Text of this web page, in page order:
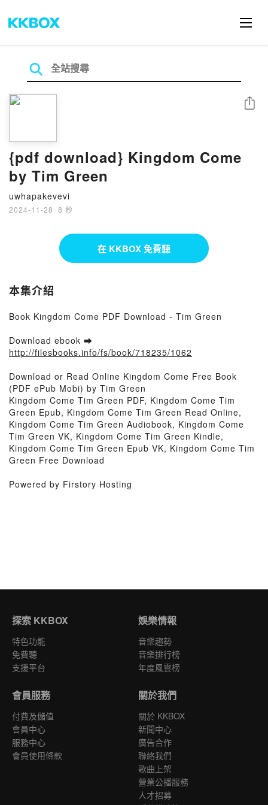
{pdf download} Kingdom Come
by Tim Green
uwhapakevevi
2024-11-28 · 8 秒
分享
在 KKBOX 免費聽
本集介紹
Book Kingdom Come PDF Download - Tim Green
Download ebook ➡
http://filesbooks.info/fs/book/718235/1062
Download or Read Online Kingdom Come Free Book
(PDF ePub Mobi) by Tim Green
Kingdom Come Tim Green PDF, Kingdom Come Tim
Green Epub, Kingdom Come Tim Green Read Online,
Kingdom Come Tim Green Audiobook, Kingdom Come
Tim Green VK, Kingdom Come Tim Green Kindle,
Kingdom Come Tim Green Epub VK, Kingdom Come Tim
Green Free Download
Powered by Firstory Hosting
探索 KKBOX
特色功能
免費聽
支援平台
娛樂情報
音樂趨勢
音樂排行榜
年度風雲榜
會員服務
付費及儲值
會員中心
服務中心
會員使用條款
關於我們
關於 KKBOX
新聞中心
廣告合作
聯絡我們
歌曲上架
營業公播服務
人才招募